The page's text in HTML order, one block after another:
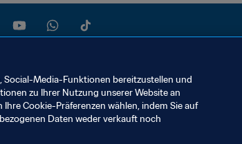
EINSTELLUNGEN
Social-Media-Funktionen bereitzustellen und
zu Ihrer Nutzung unserer Website an
Cookie-Präferenzen wählen, indem Sie auf
Daten weder verkauft noch